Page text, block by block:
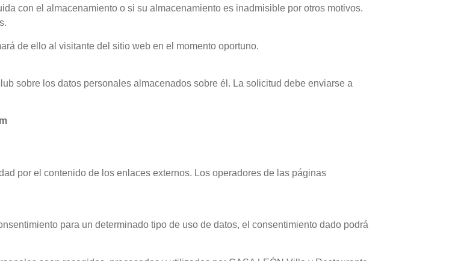
con el almacenamiento o si su almacenamiento es inadmisible por otros motivos.
de ello al visitante del sitio web en el momento oportuno.
sobre los datos personales almacenados sobre él. La solicitud debe enviarse a
por el contenido de los enlaces externos. Los operadores de las páginas
para un determinado tipo de uso de datos, el consentimiento dado podrá